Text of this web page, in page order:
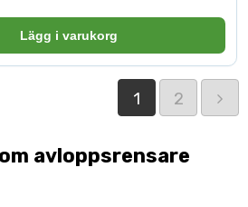
Lägg i varukorg
1 2
avloppsrensare